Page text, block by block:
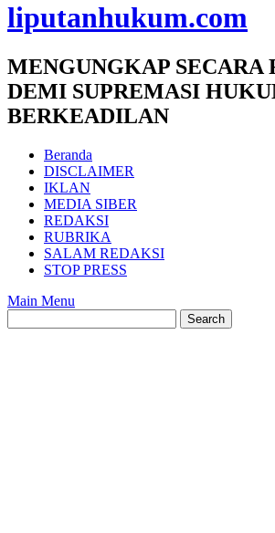
liputanhukum.com
MENGUNGKAP SECARA
DEMI SUPREMASI
BERKEADILAN
Beranda
DISCLAIMER
IKLAN
MEDIA SIBER
REDAKSI
RUBRIKA
SALAM REDAKSI
STOP PRESS
Main Menu